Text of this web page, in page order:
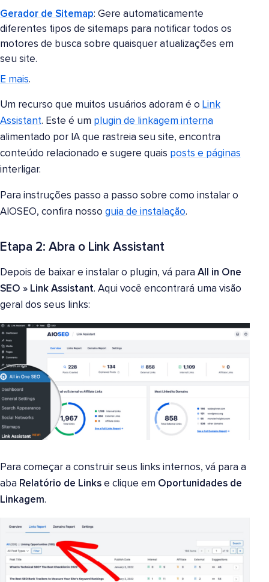
Gerador de Sitemap: Gere automaticamente
diferentes tipos de sitemaps para notificar todos os
motores de busca sobre quaisquer atualizações em
seu site.
E mais.
Um recurso que muitos usuários adoram é o Link
Assistant. Este é um plugin de linkagem interna
alimentado por IA que rastreia seu site, encontra
conteúdo relacionado e sugere quais posts e páginas
interligar.
Para instruções passo a passo sobre como instalar o
AIOSEO, confira nosso guia de instalação.
Etapa 2: Abra o Link Assistant
Depois de baixar e instalar o plugin, vá para All in One
SEO » Link Assistant. Aqui você encontrará uma visão
geral dos seus links:
Para começar a construir seus links internos, vá para a
aba Relatório de Links e clique em Oportunidades de
Linkagem.